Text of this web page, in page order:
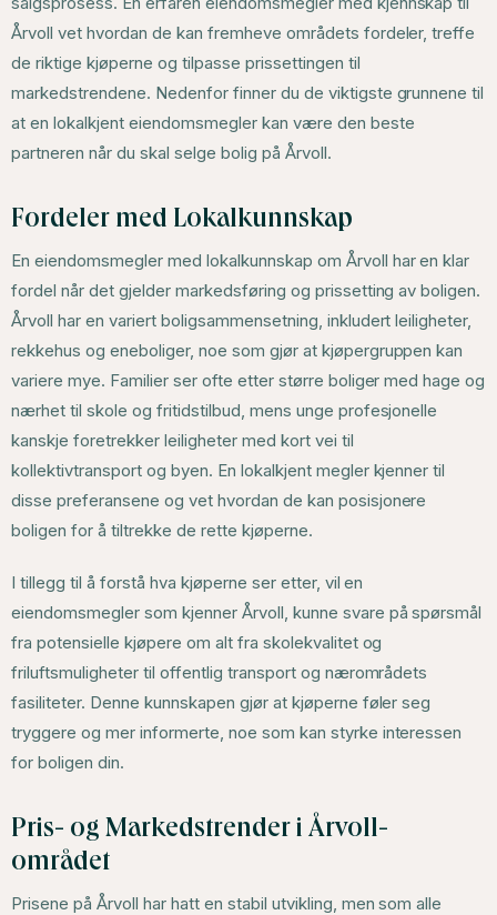
Årvoll vet hvordan de kan fremheve områdets fordeler, treffe
de riktige kjøperne og tilpasse prissettingen til
markedstrendene. Nedenfor finner du de viktigste grunnene til
at en lokalkjent eiendomsmegler kan være den beste
partneren når du skal selge bolig på Årvoll.
Fordeler med Lokalkunnskap
En eiendomsmegler med lokalkunnskap om Årvoll har en klar
fordel når det gjelder markedsføring og prissetting av boligen.
Årvoll har en variert boligsammensetning, inkludert leiligheter,
rekkehus og eneboliger, noe som gjør at kjøpergruppen kan
variere mye. Familier ser ofte etter større boliger med hage og
nærhet til skole og fritidstilbud, mens unge profesjonelle
kanskje foretrekker leiligheter med kort vei til
kollektivtransport og byen. En lokalkjent megler kjenner til
disse preferansene og vet hvordan de kan posisjonere
boligen for å tiltrekke de rette kjøperne.
I tillegg til å forstå hva kjøperne ser etter, vil en
eiendomsmegler som kjenner Årvoll, kunne svare på spørsmål
fra potensielle kjøpere om alt fra skolekvalitet og
friluftsmuligheter til offentlig transport og nærområdets
fasiliteter. Denne kunnskapen gjør at kjøperne føler seg
tryggere og mer informerte, noe som kan styrke interessen
for boligen din.
Pris- og Markedstrender i Årvoll-
området
Prisene på Årvoll har hatt en stabil utvikling, men som alle